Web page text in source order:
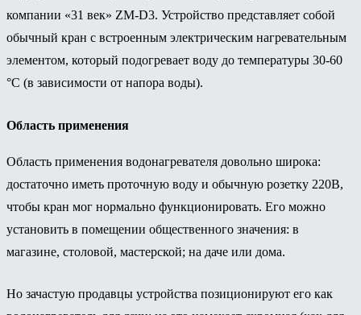
компании «31 век» ZM-D3. Устройство представляет собой
обычный кран с встроенным электрическим нагревательным
элементом, который подогревает воду до температуры 30-60
°С (в зависимости от напора воды).
Область применения
Область применения водонагревателя довольно широка:
достаточно иметь проточную воду и обычную розетку 220В,
чтобы кран мог нормально функционировать. Его можно
установить в помещении общественного значения: в
магазине, столовой, мастерской; на даче или дома.
Но зачастую продавцы устройства позиционируют его как